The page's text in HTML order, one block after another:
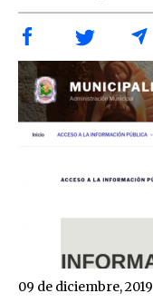
09 de diciembre, 2019